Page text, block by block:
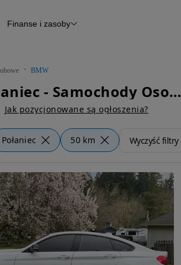
Raport z inspekcji
Otomoto News
Finanse i zasoby
BMW
BMW Połaniec - Samochody Osobowe
Jak pozycjonowane są ogłoszenia?
Połaniec 50 km Wyczyść filtry